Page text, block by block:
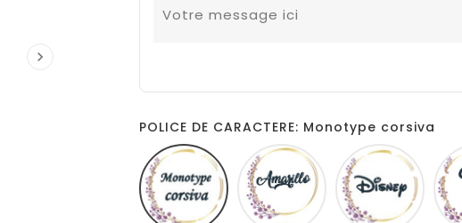

POLICE DE CARACTERE: Monotype corsiva
Monotype
corsiva
Amarillo Disney